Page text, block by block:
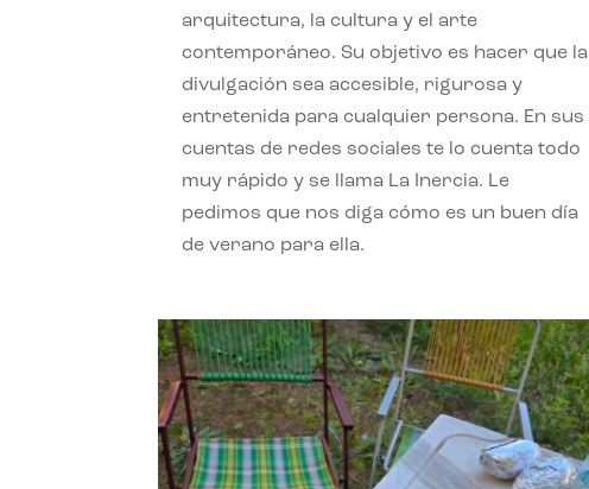
arquitectura, la cultura y el arte
contemporáneo. Su objetivo es hacer que la
divulgación sea accesible, rigurosa y
entretenida para cualquier persona. En sus
cuentas de redes sociales te lo cuenta todo
muy rápido y se llama La Inercia. Le
pedimos que nos diga cómo es un buen día
de verano para ella.